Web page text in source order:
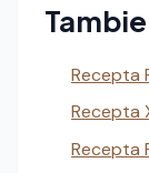
Recepta
Recepta
Recepta